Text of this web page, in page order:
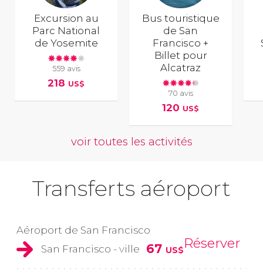
Excursion au
Parc National
de Yosemite
559 avis
218 US$
Bus touristique
de San
Francisco +
Billet pour
Alcatraz
70 avis
120 US$
voir toutes les activités
Transferts aéroport
Aéroport de San Francisco
San Francisco - ville
67 US$Réserver